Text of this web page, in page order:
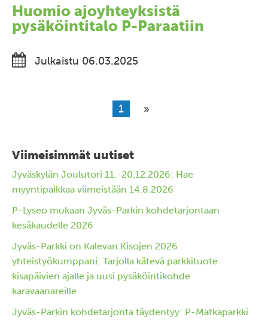
Huomio ajoyhteyksistä
pysäköintitalo P-Paraatiin
Julkaistu 06.03.2025
1
Viimeisimmät uutiset
Jyväskylän Joulutori 11.-20.12.2026: Hae
myyntipaikkaa viimeistään 14.8.2026
P-Lyseo mukaan Jyväs-Parkin kohdetarjontaan
kesäkaudelle 2026
Jyväs-Parkki on Kalevan Kisojen 2026
yhteistyökumppani: Tarjolla kätevä parkkituote
kisapäivien ajalle ja uusi pysäköintikohde
karavaanareille
Jyväs-Parkin kohdetarjonta täydentyy: P-Matkaparkki